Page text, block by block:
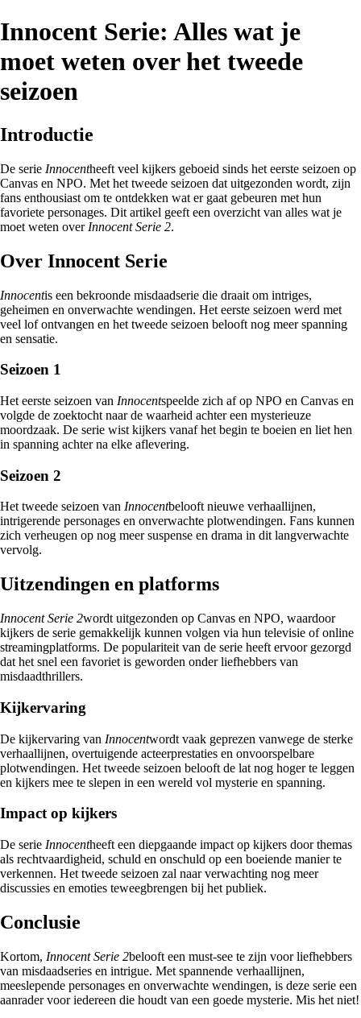
Innocent Serie: Alles wat je
moet weten over het tweede
seizoen
Introductie
De serie Innocentheeft veel kijkers geboeid sinds het eerste seizoen op
Canvas en NPO. Met het tweede seizoen dat uitgezonden wordt, zijn
fans enthousiast om te ontdekken wat er gaat gebeuren met hun
favoriete personages. Dit artikel geeft een overzicht van alles wat je
moet weten over Innocent Serie 2.
Over Innocent Serie
Innocentis een bekroonde misdaadserie die draait om intriges,
geheimen en onverwachte wendingen. Het eerste seizoen werd met
veel lof ontvangen en het tweede seizoen belooft nog meer spanning
en sensatie.
Seizoen 1
Het eerste seizoen van Innocentspeelde zich af op NPO en Canvas en
volgde de zoektocht naar de waarheid achter een mysterieuze
moordzaak. De serie wist kijkers vanaf het begin te boeien en liet hen
in spanning achter na elke aflevering.
Seizoen 2
Het tweede seizoen van Innocentbelooft nieuwe verhaallijnen,
intrigerende personages en onverwachte plotwendingen. Fans kunnen
zich verheugen op nog meer suspense en drama in dit langverwachte
vervolg.
Uitzendingen en platforms
Innocent Serie 2wordt uitgezonden op Canvas en NPO, waardoor
kijkers de serie gemakkelijk kunnen volgen via hun televisie of online
streamingplatforms. De populariteit van de serie heeft ervoor gezorgd
dat het snel een favoriet is geworden onder liefhebbers van
misdaadthrillers.
Kijkervaring
De kijkervaring van Innocentwordt vaak geprezen vanwege de sterke
verhaallijnen, overtuigende acteerprestaties en onvoorspelbare
plotwendingen. Het tweede seizoen belooft de lat nog hoger te leggen
en kijkers mee te slepen in een wereld vol mysterie en spanning.
Impact op kijkers
De serie Innocentheeft een diepgaande impact op kijkers door themas
als rechtvaardigheid, schuld en onschuld op een boeiende manier te
verkennen. Het tweede seizoen zal naar verwachting nog meer
discussies en emoties teweegbrengen bij het publiek.
Conclusie
Kortom, Innocent Serie 2belooft een must-see te zijn voor liefhebbers
van misdaadseries en intrigue. Met spannende verhaallijnen,
meeslepende personages en onverwachte wendingen, is deze serie een
aanrader voor iedereen die houdt van een goede mysterie. Mis het niet!